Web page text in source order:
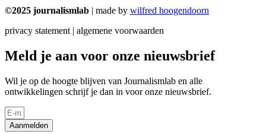
©2025 journalismlab | made by wilfred hoogendoorn
privacy statement | algemene voorwaarden
Meld je aan voor onze nieuwsbrief
Wil je op de hoogte blijven van Journalismlab en alle
ontwikkelingen schrijf je dan in voor onze nieuwsbrief.
Aanmelden